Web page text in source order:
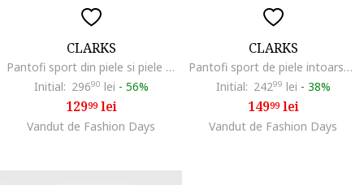
CLARKS
Pantofi sport din piele si piele intoarsa cu inchidere cu barete velcro Cove, Gri
Initial: 29690 lei - 56%
12999lei
Vandut de Fashion Days
CLARKS
Pantofi sport de piele intoarsa cu insertii din material textil Cypress, Roz deschis
Initial: 24299 lei - 38%
14999lei
Vandut de Fashion Days